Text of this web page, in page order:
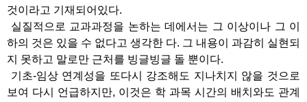
것이라고 기재되어있다.
실질적으로 교과과정을 논하는 데에서는 그 이상이나 그 이
하의 것은 있을 수 없다고 생각한 다. 그 내용이 과감히 실현되
지 못하고 말로만 근처를 빙글빙글 돌 뿐이다.
기초-임상 연계성을 또다시 강조해도 지나치지 않을 것으로
보여 다시 언급하지만, 이것은 학 과목 시간의 배치와도 관계